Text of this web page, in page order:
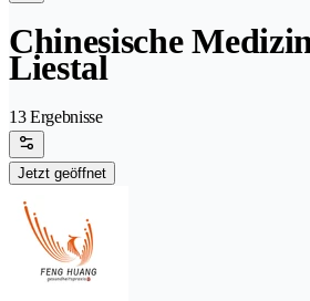
Chinesische
Liestal
13 Ergebnisse
Jetzt geöffnet